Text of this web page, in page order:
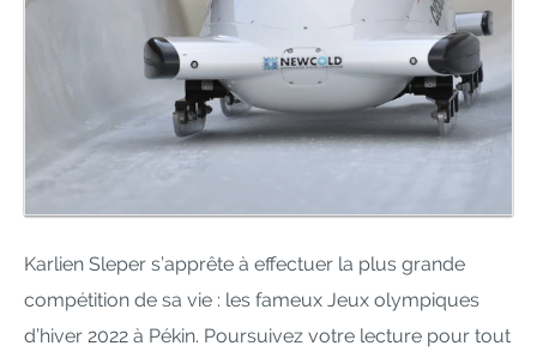
Karlien Sleper s’apprête à effectuer la plus grande
compétition de sa vie : les fameux Jeux olympiques
d’hiver 2022 à Pékin. Poursuivez votre lecture pour tout